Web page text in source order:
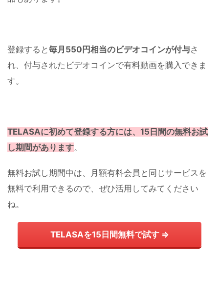
登録すると毎月550円相当のビデオコインが付与さ
れ、付与されたビデオコインで有料動画を購入できま
す。
TELASAに初めて登録する方には、15日間の無料お試
し期間があります。
無料お試し期間中は、月額有料会員と同じサービスを
無料で利用できるので、ぜひ活用してみてください
ね。
TELASAを15日間無料で試す ⇒